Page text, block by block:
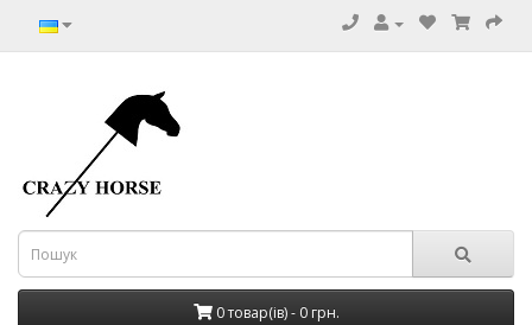
0 товар(ів) - 0 грн.